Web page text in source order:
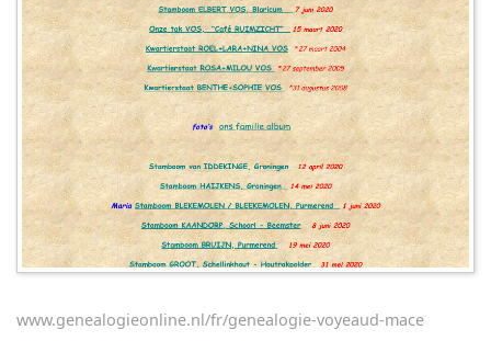
www.genealogieonline.nl/fr/genealogie-voyeaud-mace